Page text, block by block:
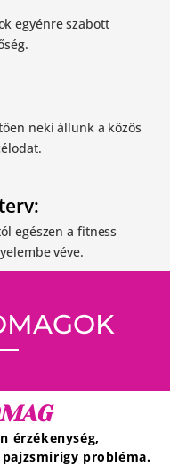
egyénre szabott
neki állunk a közös
egészen a fitness
véve.
érzékenység,
pajzsmirigy probléma.